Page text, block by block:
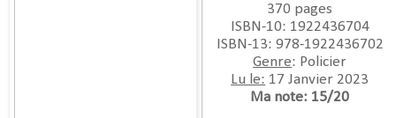
370 pages
ISBN-10:‎ 1922436704
ISBN-13:‎ 978-1922436702
Genre: Policier
Lu le: 17 Janvier 2023
Ma note: 15/20